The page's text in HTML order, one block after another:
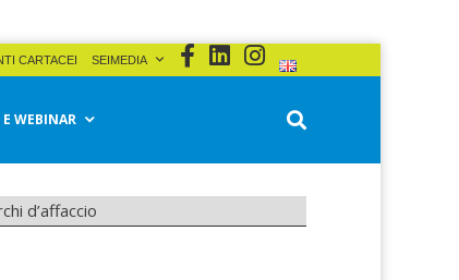
CARTACEI SEIMEDIA
WEBINAR
d’affaccio